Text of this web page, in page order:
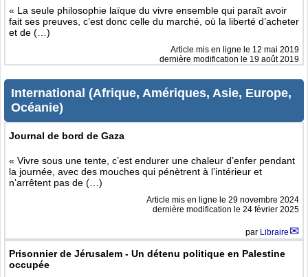
« La seule philosophie laïque du vivre ensemble qui paraît avoir
fait ses preuves, c’est donc celle du marché, où la liberté d’acheter
et de (…)
Article mis en ligne le 12 mai 2019
dernière modification le 19 août 2019
International (Afrique, Amériques, Asie, Europe,
Océanie)
Journal de bord de Gaza
« Vivre sous une tente, c’est endurer une chaleur d’enfer pendant
la journée, avec des mouches qui pénètrent à l’intérieur et
n’arrêtent pas de (…)
Article mis en ligne le 29 novembre 2024
dernière modification le 24 février 2025
par Libraire
Prisonnier de Jérusalem - Un détenu politique en Palestine
occupée